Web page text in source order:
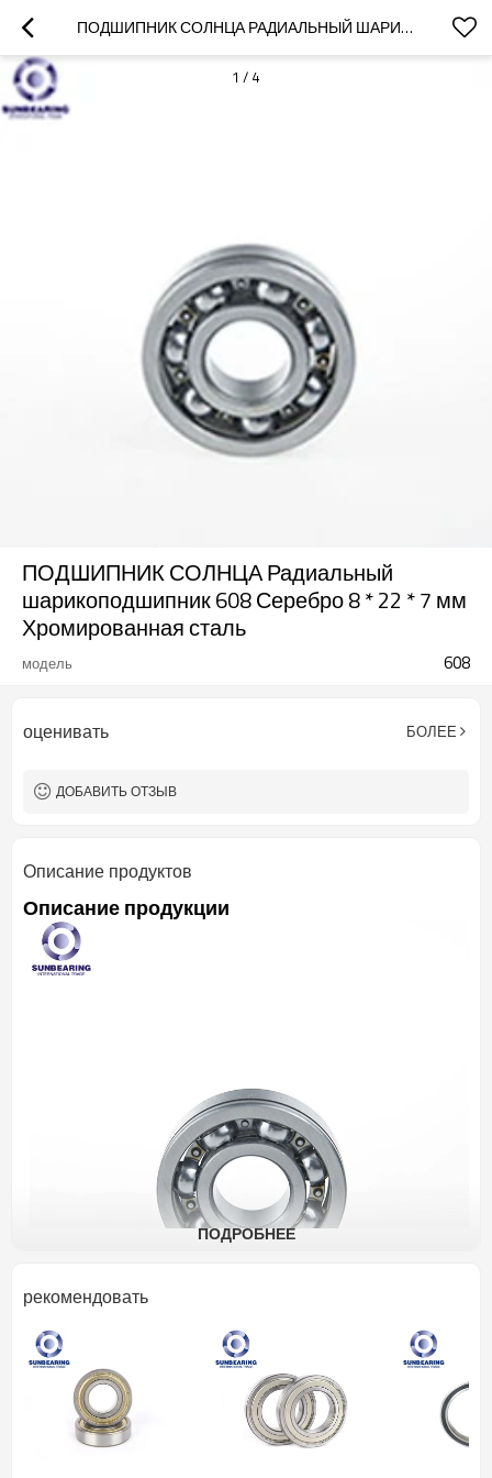
ПОДШИПНИК СОЛНЦА РАДИАЛЬНЫЙ ШАРИКОПОДШИПНИК 608 СЕРЕБРО 8 * 22 * 7 ММ ХРОМИРОВАННАЯ СТАЛЬ
1 / 4
ПОДШИПНИК СОЛНЦА Радиальный
шарикоподшипник 608 Серебро 8 * 22 * 7 мм
Хромированная сталь
модель 608
оценивать БОЛЕЕ
ДОБАВИТЬ ОТЗЫВ
Описание продуктов
Описание продукции
Шарикоподшипник радиальный
Спецификация
Дизайн Единицы
метрический
Состав
Мяч
Подшипник
ПОДРОБНЕЕ
рекомендовать